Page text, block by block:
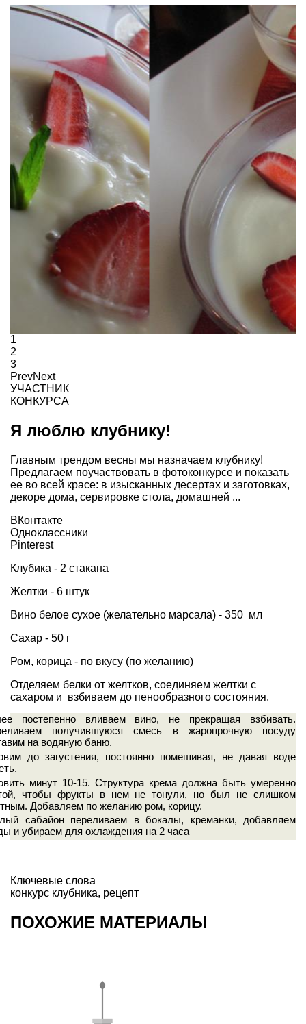
1
2
3
PrevNext
УЧАСТНИК
КОНКУРСА
Я люблю клубнику!
Главным трендом весны мы назначаем клубнику!
Предлагаем поучаствовать в фотоконкурсе и показать
ее во всей красе: в изысканных десертах и заготовках,
декоре дома, сервировке стола, домашней ...
ВКонтакте
Одноклассники
Pinterest
Клубика - 2 стакана
Желтки - 6 штук
Вино белое сухое (желательно марсала) - 350 мл
Сахар - 50 г
Ром, корица - по вкусу (по желанию)
Отделяем белки от желтков, соединяем желтки с
сахаром и взбиваем до пенообразного состояния.
постепенно вливаем вино, не прекращая взбивать.
получившуюся смесь в жаропрочную посуду
на водяную баню.
до загустения, постоянно помешивая, не давая воде
минут 10-15. Структура крема должна быть умеренно
чтобы фрукты в нем не тонули, но был не слишком
Добавляем по желанию ром, корицу.
сабайон переливаем в бокалы, креманки, добавляем
и убираем для охлаждения на 2 часа
Ключевые слова
конкурс клубника, рецепт
ПОХОЖИЕ МАТЕРИАЛЫ